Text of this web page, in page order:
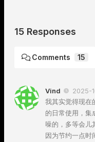
15 Responses
Comments 15
Vind
2025-
我其实觉得现在
的日常使用，集
噪的，多等会儿
因为节约一点时